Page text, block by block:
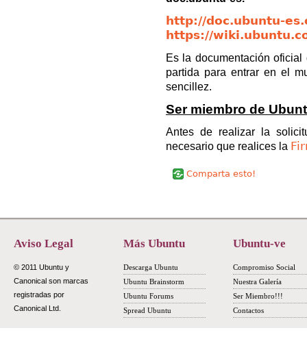
http://doc.ubuntu-
https://
Es la documentación
partida para entrar en el
sencillez.
Ser miembro de
Antes de realizar la
necesario que realices la
Comparta esto!
Aviso Legal
© 2011 Ubuntu y
Canonical son marcas
registradas por
Canonical Ltd.
Más Ubuntu
Descarga Ubuntu
Ubuntu Brainstorm
Ubuntu Forums
Spread Ubuntu
Ubuntu-ve
Compromiso Social
Nuestra Galería
Ser Miembro!!!
Contactos